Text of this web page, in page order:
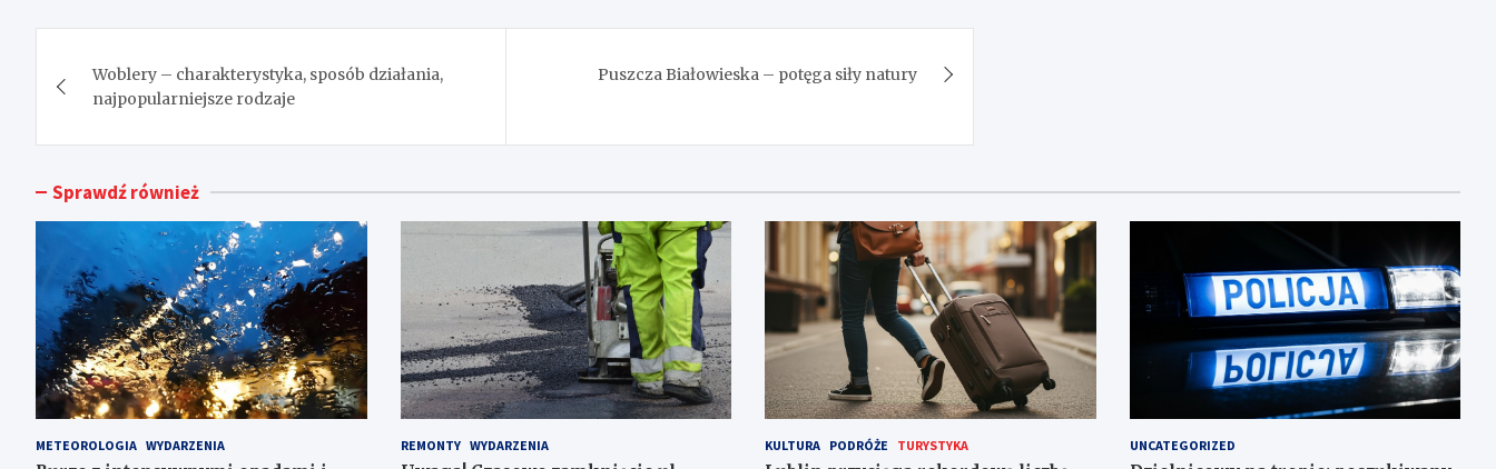
wpisu
Woblery – charakterystyka, sposób działania,
najpopularniejsze rodzaje
Puszcza Białowieska – potęga siły natury
Sprawdź również
METEOROLOGIA WYDARZENIA REMONTY WYDARZENIA KULTURA PODRÓŻE TURYSTYKA UNCATEGORIZED